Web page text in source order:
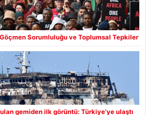
Sorumluluğu ve Toplumsal Tepkiler
gemiden ilk görüntü: Türkiye’ye ulaştı